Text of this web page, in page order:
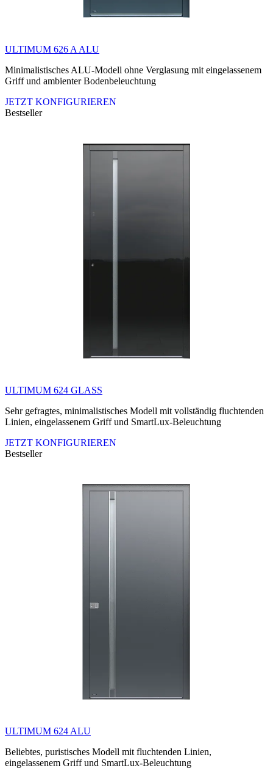
ULTIMUM 626 A ALU
Minimalistisches ALU-Modell ohne Verglasung mit eingelassenem
Griff und ambienter Bodenbeleuchtung
JETZT KONFIGURIEREN
Bestseller
ULTIMUM 624 GLASS
Sehr gefragtes, minimalistisches Modell mit vollständig fluchtenden
Linien, eingelassenem Griff und SmartLux-Beleuchtung
JETZT KONFIGURIEREN
Bestseller
ULTIMUM 624 ALU
Beliebtes, puristisches Modell mit fluchtenden Linien,
eingelassenem Griff und SmartLux-Beleuchtung